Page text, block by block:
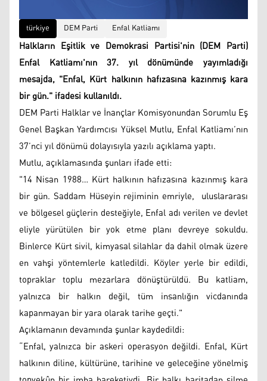
türkiye DEM Parti Enfal Katliamı
Halkların Eşitlik ve Demokrasi Partisi'nin (DEM Parti)
Enfal Katliamı'nın 37. yıl dönümünde yayımladığı
mesajda, "Enfal, Kürt halkının hafızasına kazınmış kara
bir gün." ifadesi kullanıldı.
DEM Parti Halklar ve İnançlar Komisyonundan Sorumlu Eş
Genel Başkan Yardımcısı Yüksel Mutlu, Enfal Katliamı’nın
37’nci yıl dönümü dolayısıyla yazılı açıklama yaptı.
Mutlu, açıklamasında şunları ifade etti:
"14 Nisan 1988… Kürt halkının hafızasına kazınmış kara
bir gün. Saddam Hüseyin rejiminin emriyle, uluslararası
ve bölgesel güçlerin desteğiyle, Enfal adı verilen ve devlet
eliyle yürütülen bir yok etme planı devreye sokuldu.
Binlerce Kürt sivil, kimyasal silahlar da dahil olmak üzere
en vahşi yöntemlerle katledildi. Köyler yerle bir edildi,
topraklar toplu mezarlara dönüştürüldü. Bu katliam,
yalnızca bir halkın değil, tüm insanlığın vicdanında
kapanmayan bir yara olarak tarihe geçti."
Açıklamanın devamında şunlar kaydedildi:
“Enfal, yalnızca bir askeri operasyon değildi. Enfal, Kürt
halkının diline, kültürüne, tarihine ve geleceğine yönelmiş